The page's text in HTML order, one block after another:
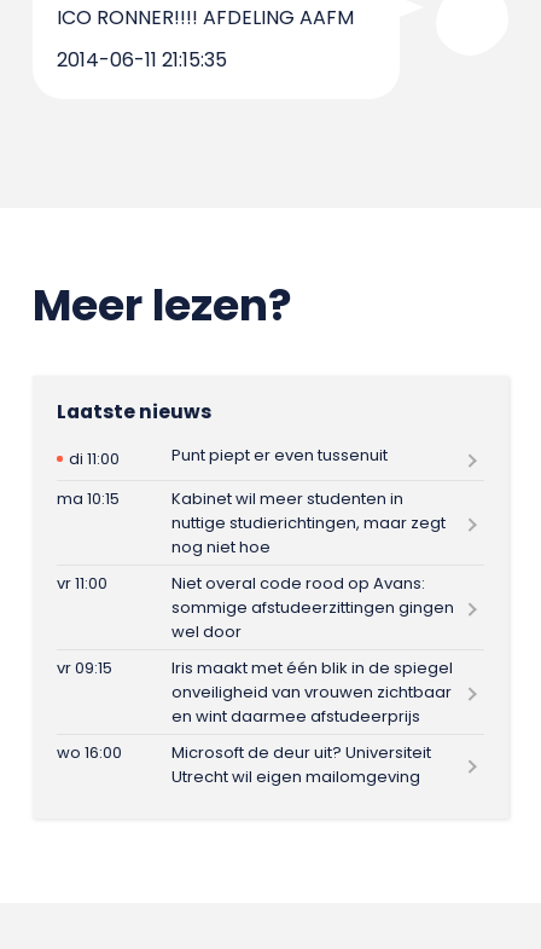
ICO RONNER!!!! AFDELING AAFM
2014-06-11 21:15:35
Meer lezen?
Laatste nieuws
di 11:00
Punt piept er even tussenuit
ma 10:15
Kabinet wil meer studenten in
nuttige studierichtingen, maar zegt
nog niet hoe
vr 11:00
Niet overal code rood op Avans:
sommige afstudeerzittingen gingen
wel door
vr 09:15
Iris maakt met één blik in de spiegel
onveiligheid van vrouwen zichtbaar
en wint daarmee afstudeerprijs
wo 16:00
Microsoft de deur uit? Universiteit
Utrecht wil eigen mailomgeving